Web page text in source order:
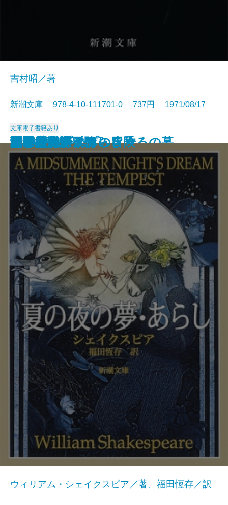
アメリカひじき・火垂るの墓
国盗り物語〔三〕
国盗り物語〔四〕
悪霊〔下〕
悪霊〔上〕
国盗り物語〔一〕
国盗り物語〔二〕
黒い画集
日常生活の冒険
戦艦武蔵
吉村昭／著
新潮文庫 978-4-10-111701-0 737円 1971/08/17
文庫電子書籍あり
夏の夜の夢・あらし
ウィリアム・シェイクスピア／著、福田恆存／訳
青の時代
日本三文オペラ
青春の蹉跌
ボッコちゃん
点と線
城
眼の壁
船乗りクプクプの冒険
荒野のおおかみ